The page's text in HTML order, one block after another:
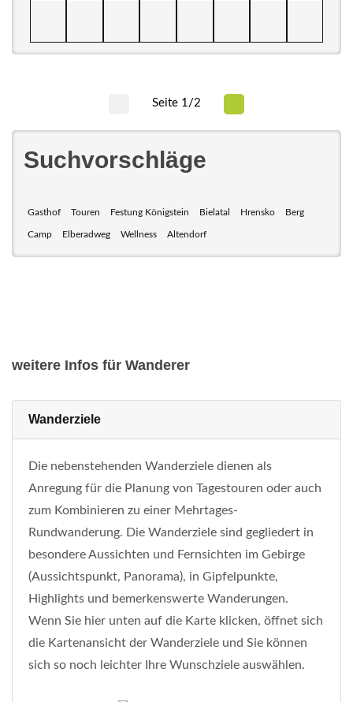
Seite 1/2
Suchvorschläge
Gasthof Touren Festung Königstein Bielatal Hrensko Berg
Camp Elberadweg Wellness Altendorf
weitere Infos für Wanderer
Wanderziele
Die nebenstehenden Wanderziele dienen als
Anregung für die Planung von Tagestouren oder auch
zum Kombinieren zu einer Mehrtages-
Rundwanderung. Die Wanderziele sind gegliedert in
besondere Aussichten und Fernsichten im Gebirge
(Aussichtspunkt, Panorama), in Gipfelpunkte,
Highlights und bemerkenswerte Wanderungen.
Wenn Sie hier unten auf die Karte klicken, öffnet sich
die Kartenansicht der Wanderziele und Sie können
sich so noch leichter Ihre Wunschziele auswählen.